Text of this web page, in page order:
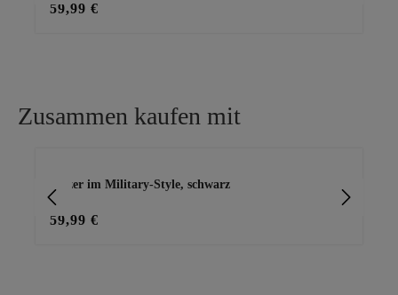
59,99 €
Zusammen kaufen mit
Blazer im Military-Style, schwarz
59,99 €